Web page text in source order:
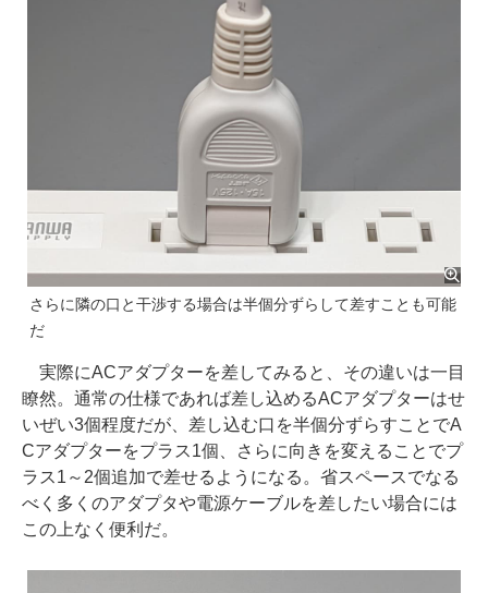
さらに隣の口と干渉する場合は半個分ずらして差すことも可能
だ
実際にACアダプターを差してみると、その違いは一目
瞭然。通常の仕様であれば差し込めるACアダプターはせ
いぜい3個程度だが、差し込む口を半個分ずらすことでA
Cアダプターをプラス1個、さらに向きを変えることでプ
ラス1～2個追加で差せるようになる。省スペースでなる
べく多くのアダプタや電源ケーブルを差したい場合には
この上なく便利だ。